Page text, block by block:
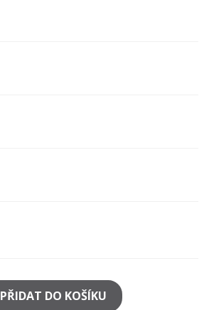
PŘIDAT DO KOŠÍKU